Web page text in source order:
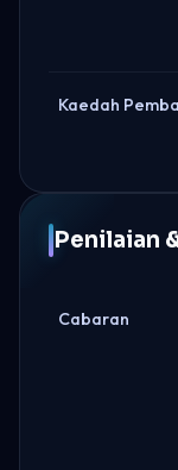
Kaedah
Penilaian
Cabaran